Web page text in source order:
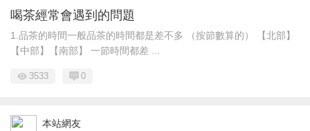
喝茶經常會遇到的問題
1.品茶的時間一般品茶的時間都是差不多 （按節數算的） 【北部】
【中部】【南部】 一節時間都差 ...
3533 0
本站網友